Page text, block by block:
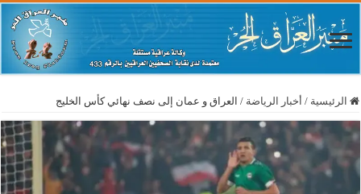
الرئيسية / أخبار الرياضة / العراق و عمان إلى نصف نهائي كأس الخليج